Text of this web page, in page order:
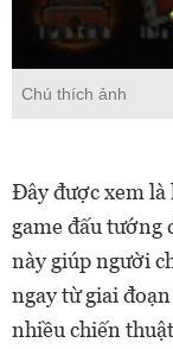
Chú thích ảnh
Đây được xem
game đấu
này giúp người
ngay từ giai
nhiều chiến